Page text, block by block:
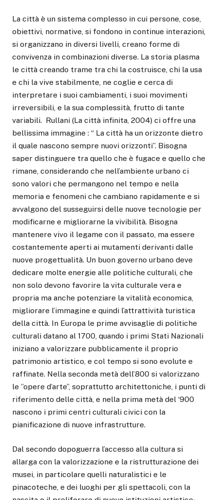
La città è un sistema complesso in cui persone, cose,
obiettivi, normative, si fondono in continue interazioni,
si organizzano in diversi livelli, creano forme di
convivenza in combinazioni diverse. La storia plasma
le città creando trame tra chi la costruisce, chi la usa
e chi la vive stabilmente, ne coglie e cerca di
interpretare i suoi cambiamenti, i suoi movimenti
irreversibili, e la sua complessità, frutto di tante
variabili. Rullani (La città infinita, 2004) ci offre una
bellissima immagine : “ La città ha un orizzonte dietro
il quale nascono sempre nuovi orizzonti”. Bisogna
saper distinguere tra quello che è fugace e quello che
rimane, considerando che nell’ambiente urbano ci
sono valori che permangono nel tempo e nella
memoria e fenomeni che cambiano rapidamente e si
avvalgono del susseguirsi delle nuove tecnologie per
modificarne e migliorarne la vivibilità. Bisogna
mantenere vivo il legame con il passato, ma essere
costantemente aperti ai mutamenti derivanti dalle
nuove progettualità. Un buon governo urbano deve
dedicare molte energie alle politiche culturali, che
non solo devono favorire la vita culturale vera e
propria ma anche potenziare la vitalità economica,
migliorare l’immagine e quindi l’attrattività turistica
della città. In Europa le prime avvisaglie di politiche
culturali datano al 1700, quando i primi Stati Nazionali
iniziano a valorizzare pubblicamente il proprio
patrimonio artistico, e col tempo si sono evolute e
raffinate. Nella seconda metà dell’800 si valorizzano
le ”opere d’arte”, soprattutto architettoniche, i punti di
riferimento delle città, e nella prima metà del ‘900
nascono i primi centri culturali civici con la
pianificazione di nuove infrastrutture.
Dal secondo dopoguerra l’accesso alla cultura si
allarga con la valorizzazione e la ristrutturazione dei
musei, in particolare quelli naturalistici e le
pinacoteche, e dei luoghi per gli spettacoli, con la